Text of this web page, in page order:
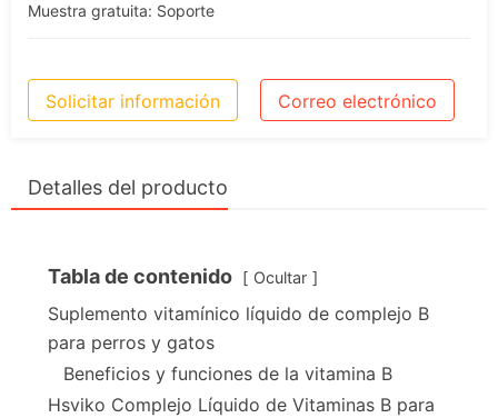
Muestra gratuita: Soporte
Solicitar información Correo electrónico
Detalles del producto
Tabla de contenido Ocultar
Suplemento vitamínico líquido de complejo B
para perros y gatos
Beneficios y funciones de la vitamina B
Hsviko Complejo Líquido de Vitaminas B para